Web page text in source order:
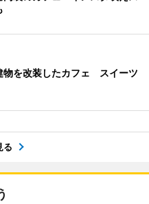
物を改装したカフェ スイーツ
る